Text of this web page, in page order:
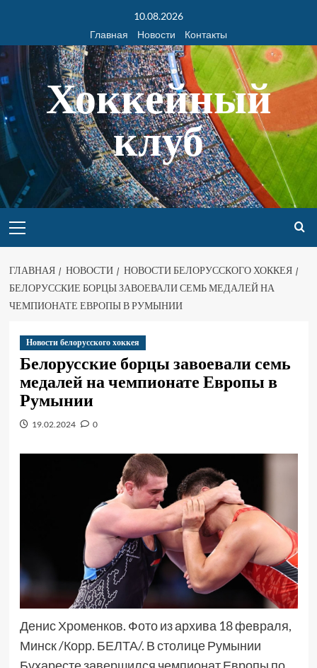
10.08.2026
Главная
Новости Контакты
Хоккейный
клуб
ГЛАВНАЯ НОВОСТИ
НОВОСТИ БЕЛОРУССКОГО ХОККЕЯ
БЕЛОРУССКИЕ БОРЦЫ ЗАВОЕВАЛИ СЕМЬ МЕДАЛЕЙ НА
ЧЕМПИОНАТЕ ЕВРОПЫ В РУМЫНИИ
Новости белорусского хоккея
Белорусские борцы завоевали семь
медалей на чемпионате Европы в
Румынии
19.02.2024 0
Денис Хроменков. Фото из архива 18 февраля,
Минск /Корр. БЕЛТА/. В столице Румынии